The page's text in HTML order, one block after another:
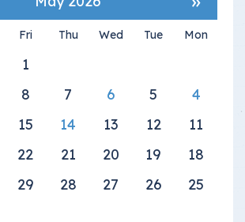
Mon
Tue
Wed
Thu
Fri
1
4
5
6
7
8
11
12
13
14
15
18
19
20
21
22
25
26
27
28
29